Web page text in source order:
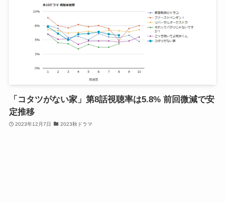
「コタツがない家」第8話視聴率は5.8% 前回微減で安
定推移
2023年12月7日 2023秋ドラマ